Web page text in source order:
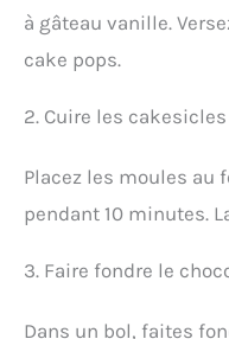
à gâteau vanille.
cake pops.
2. Cuire les cakesicles
Placez les moules au
pendant 10 minutes.
3. Faire fondre le
Dans un bol, faites